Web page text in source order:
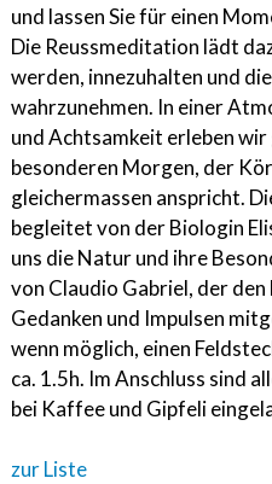
und lassen Sie für einen
Die Reussmeditation lädt
werden, innezuhalten und
wahrzunehmen. In einer
und Achtsamkeit erleben wir
besonderen Morgen, der
gleichermassen anspricht.
begleitet von der Biologin
uns die Natur und ihre
von Claudio Gabriel, der
Gedanken und Impulsen
wenn möglich, einen
ca. 1.5h. Im Anschluss sind
bei Kaffee und Gipfeli
zur Liste